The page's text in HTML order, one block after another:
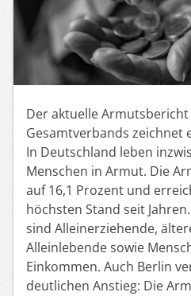
Der aktuelle
Gesamtverbands zeichnet
In Deutschland leben
Menschen in Armut. Die
auf 16,1 Prozent und
höchsten Stand seit
sind Alleinerziehende,
Alleinlebende sowie
Einkommen. Auch Berlin
deutlichen Anstieg: Die